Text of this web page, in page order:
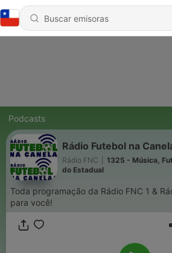
Podcasts
Rádio Futebol na
Rádio FNC
1325 - Música,
do Estadual
Toda programação da Rádio FNC 1 &
para você!